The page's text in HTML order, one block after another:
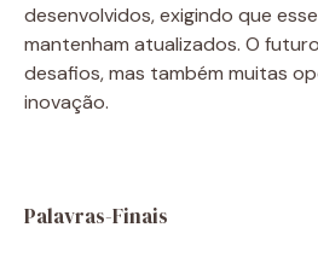
desenvolvidos, exigindo que
mantenham atualizados. O
desafios, mas também muitas
inovação.
Palavras-Finais